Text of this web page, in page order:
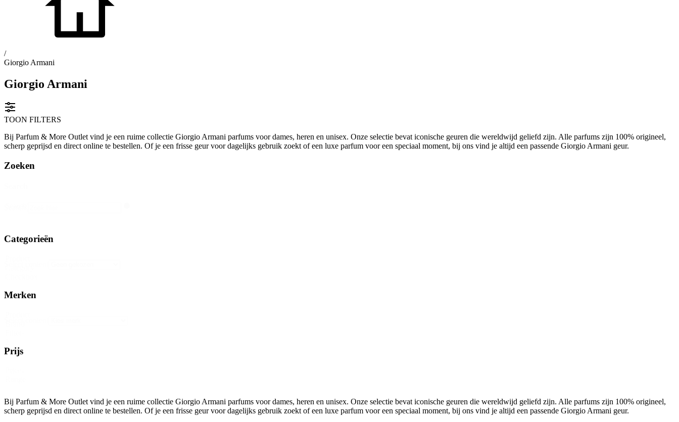
/
Giorgio Armani
Giorgio Armani
TOON FILTERS
Bij Parfum & More Outlet vind je een ruime collectie Giorgio Armani parfums voor dames, heren en unisex. Onze selectie bevat iconische geuren die wereldwijd geliefd zijn. Alle parfums zijn 100% origineel,
scherp geprijsd en direct online te bestellen. Of je een frisse geur voor dagelijks gebruik zoekt of een luxe parfum voor een speciaal moment, bij ons vind je altijd een passende Giorgio Armani geur.
Zoeken
Categorieën
Merken
Prijs
Bij Parfum & More Outlet vind je een ruime collectie Giorgio Armani parfums voor dames, heren en unisex. Onze selectie bevat iconische geuren die wereldwijd geliefd zijn. Alle parfums zijn 100% origineel,
scherp geprijsd en direct online te bestellen. Of je een frisse geur voor dagelijks gebruik zoekt of een luxe parfum voor een speciaal moment, bij ons vind je altijd een passende Giorgio Armani geur.